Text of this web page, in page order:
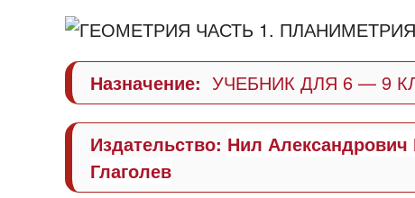
Назначение: УЧЕБНИК ДЛЯ 6 — 9
Издательство: Нил Александрович
Глаголев